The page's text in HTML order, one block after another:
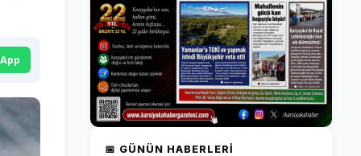
📅 GÜNÜN HABERLERI